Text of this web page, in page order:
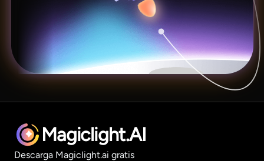
Magiclight.AI
Descarga Magiclight.ai gratis